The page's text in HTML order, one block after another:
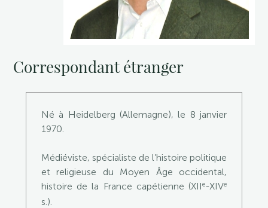
Correspondant étranger
Né à Heidelberg (Allemagne), le 8 janvier
1970.
Médiéviste, spécialiste de l’histoire politique
et religieuse du Moyen Âge occidental,
histoire de la France capétienne (XIIe-XIVe
s.).